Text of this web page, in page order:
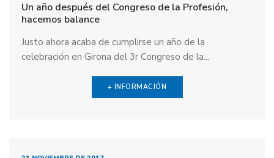
Un año después del Congreso de la Profesión,
hacemos balance
Justo ahora acaba de cumplirse un año de la
celebración en Girona del 3r Congreso de la...
+ INFORMACIÓN